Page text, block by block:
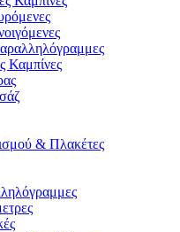
Καμπίνες
& Πλακέτες